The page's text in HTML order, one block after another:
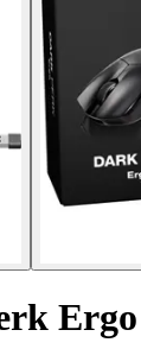
Ergo